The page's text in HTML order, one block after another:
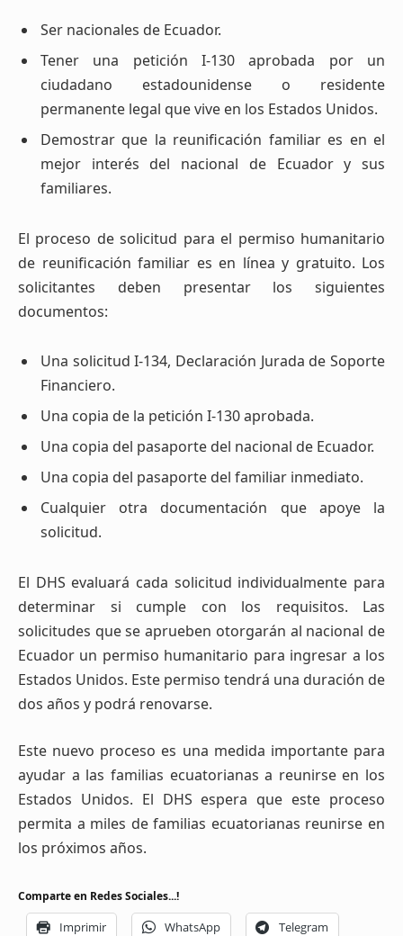
Ser nacionales de Ecuador.
Tener una petición I-130 aprobada por un
ciudadano estadounidense o residente
permanente legal que vive en los Estados Unidos.
Demostrar que la reunificación familiar es en el
mejor interés del nacional de Ecuador y sus
familiares.
El proceso de solicitud para el permiso humanitario
de reunificación familiar es en línea y gratuito. Los
solicitantes deben presentar los siguientes
documentos:
Una solicitud I-134, Declaración Jurada de Soporte
Financiero.
Una copia de la petición I-130 aprobada.
Una copia del pasaporte del nacional de Ecuador.
Una copia del pasaporte del familiar inmediato.
Cualquier otra documentación que apoye la
solicitud.
El DHS evaluará cada solicitud individualmente para
determinar si cumple con los requisitos. Las
solicitudes que se aprueben otorgarán al nacional de
Ecuador un permiso humanitario para ingresar a los
Estados Unidos. Este permiso tendrá una duración de
dos años y podrá renovarse.
Este nuevo proceso es una medida importante para
ayudar a las familias ecuatorianas a reunirse en los
Estados Unidos. El DHS espera que este proceso
permita a miles de familias ecuatorianas reunirse en
los próximos años.
Comparte en Redes Sociales...!
Imprimir WhatsApp Telegram